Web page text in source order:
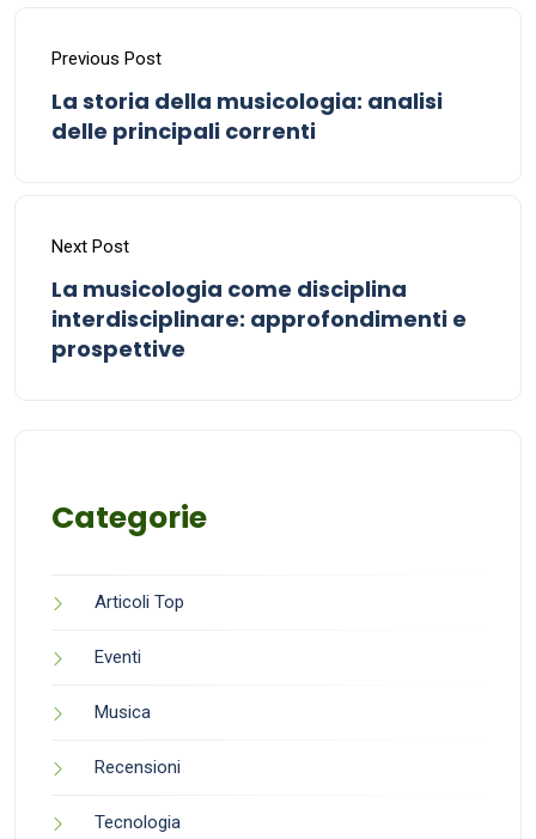
Previous Post
La storia della musicologia: analisi
delle principali correnti
Next Post
La musicologia come disciplina
interdisciplinare: approfondimenti e
prospettive
Categorie
Articoli Top
Eventi
Musica
Recensioni
Tecnologia